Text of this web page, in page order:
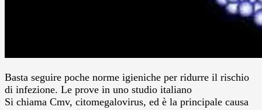
Basta seguire poche norme igieniche per ridurre il rischio
di infezione. Le prove in uno studio italiano
Si chiama Cmv, citomegalovirus, ed è la principale causa